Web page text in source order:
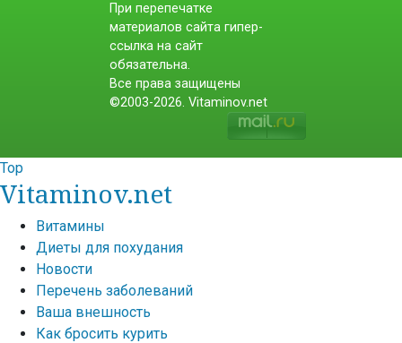
При перепечатке
материалов сайта гипер-
ссылка на сайт
обязательна.
Все права защищены
©2003-2026. Vitaminov.net
Top
Vitaminov.net
Витамины
Диеты для похудания
Новости
Перечень заболеваний
Ваша внешность
Как бросить курить